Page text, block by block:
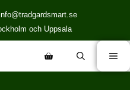
och Uppsala